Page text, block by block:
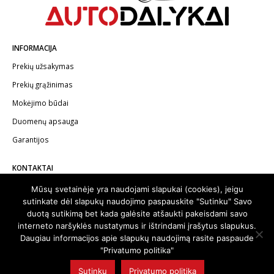
INFORMACIJA
Prekių užsakymas
Prekių grąžinimas
Mokėjimo būdai
Duomenų apsauga
Garantijos
KONTAKTAI
Telefonas:+370 602 62622
El.paštas: info@autodalykai.lt
© 2024. Visos teisės saugomos | Svetainę sukūrė:svetainesideja.lt
Mūsų svetainėje yra naudojami slapukai (cookies), jeigu
sutinkate dėl slapukų naudojimo paspauskite "Sutinku" Savo
duotą sutikimą bet kada galėsite atšaukti pakeisdami savo
interneto naršyklės nustatymus ir ištrindami įrašytus slapukus.
Daugiau informacijos apie slapukų naudojimą rasite paspaude
"Privatumo politika"
Sutinku Privatumo politika